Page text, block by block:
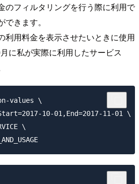
のフィルタリングを行う際に利用で
きます。
利用料金を表示させたいときに使用
に私が実際に利用したサービス
values \
10-01,End=2017-11-01 \
\